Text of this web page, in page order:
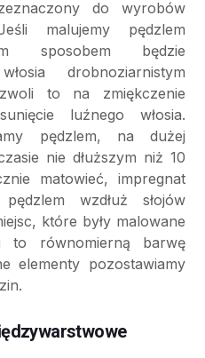
do wyrobów
malujemy pędzlem
sposobem będzie
drobnoziarnistym
to na zmiękczenie
luźnego włosia.
pędzlem, na dużej
nie dłuższym niż 10
matowieć, impregnat
wzdłuż słojów
które były malowane
to równomierną barwę
elementy pozostawiamy